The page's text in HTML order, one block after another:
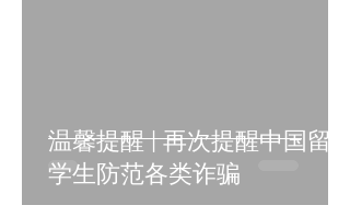
温馨提醒 | 再次提醒中国留
学生防范各类诈骗